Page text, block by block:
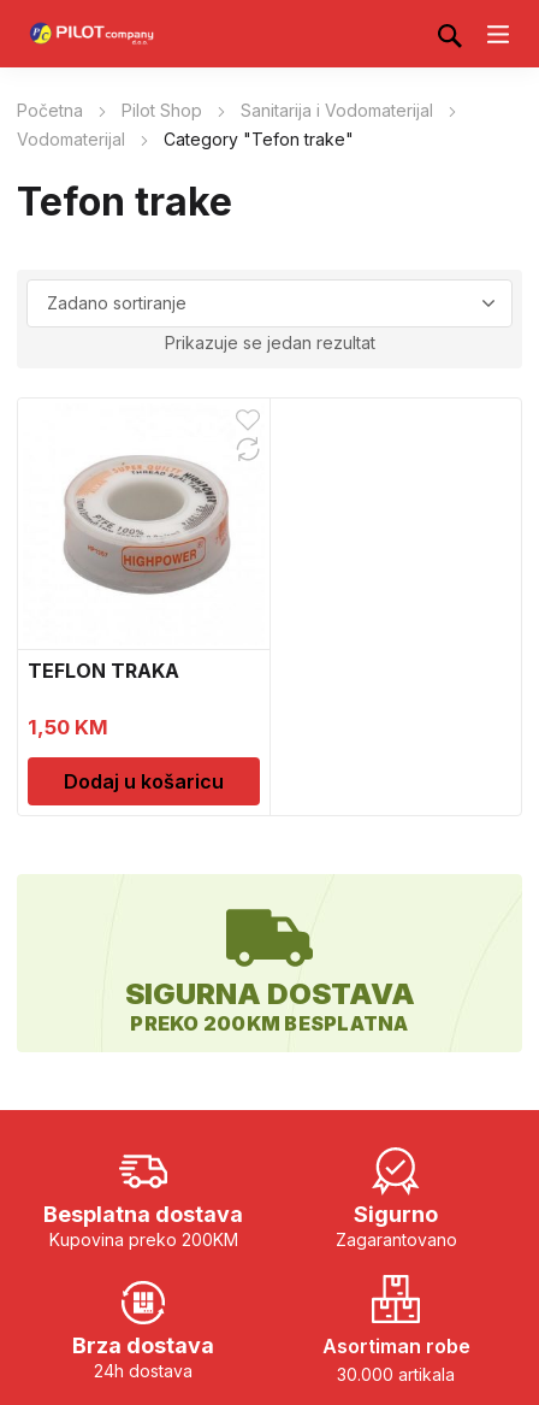
Početna Pilot Shop
Sanitarija i Vodomaterijal
Vodomaterijal
Category "Tefon trake"
Tefon trake
Prikazuje se jedan rezultat
TEFLON TRAKA
1,50 KM
Dodaj u košaricu
SIGURNA DOSTAVA
PREKO 200KM BESPLATNA
Besplatna dostava
Kupovina preko 200KM
Sigurno
Zagarantovano
Brza dostava
24h dostava
Asortiman robe
30.000 artikala